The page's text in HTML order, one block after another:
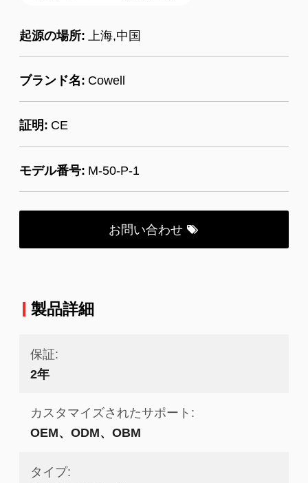
起源の場所: 上海,中国
ブランド名: Cowell
証明: CE
モデル番号: M-50-P-1
お問い合わせ
製品詳細
保証:
2年
カスタマイズされたサポート:
OEM、ODM、OBM
タイプ: